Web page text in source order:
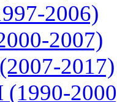
2006)
2007)
2017)